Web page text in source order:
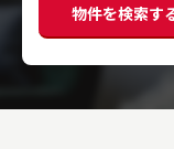
物件を検索す